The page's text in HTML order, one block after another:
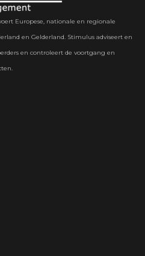
Europese, nationale en regionale
en Gelderland. Stimulus adviseert en
en controleert de voortgang en